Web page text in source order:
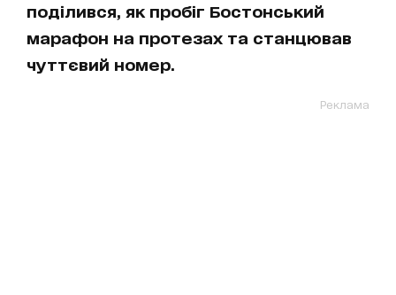
поділився, як пробіг Бостонський
марафон на протезах та станцював
чуттєвий номер.
Реклама